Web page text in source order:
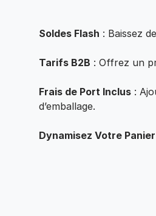
Soldes Flash : Baissez
Tarifs B2B : Offrez un
Frais de Port Inclus :
d’emballage.
Dynamisez Votre Panier